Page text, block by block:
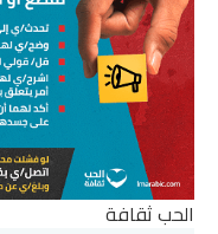
الحب ثقافة